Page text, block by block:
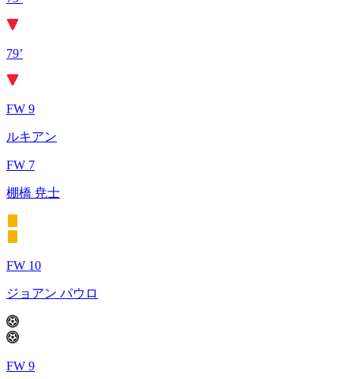
79’
FW 9
ルキアン
FW 7
棚橋 尭士
FW 10
ジョアン パウロ
FW 9